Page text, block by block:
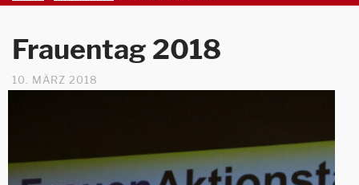
Frauentag 2018
10. MÄRZ 2018